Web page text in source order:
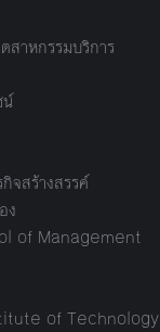
สาหกรรมบริการ
จสร้างสรรค์
ง
of Management
of Technology